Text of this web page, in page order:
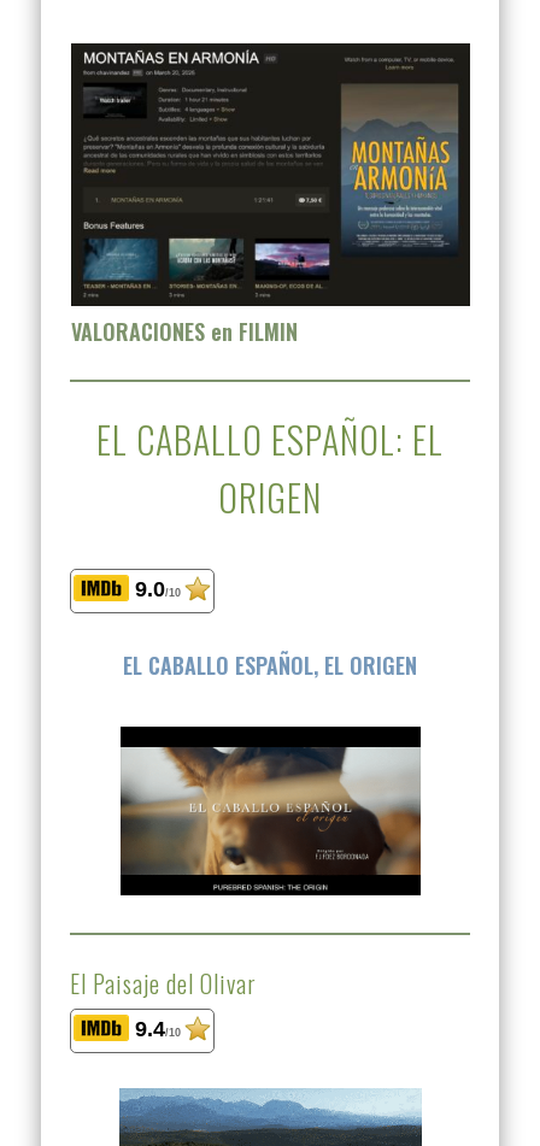
VALORACIONES en FILMIN
EL CABALLO ESPAÑOL: EL
ORIGEN
9.0/10
EL CABALLO ESPAÑOL, EL ORIGEN
El Paisaje del Olivar
9.4/10